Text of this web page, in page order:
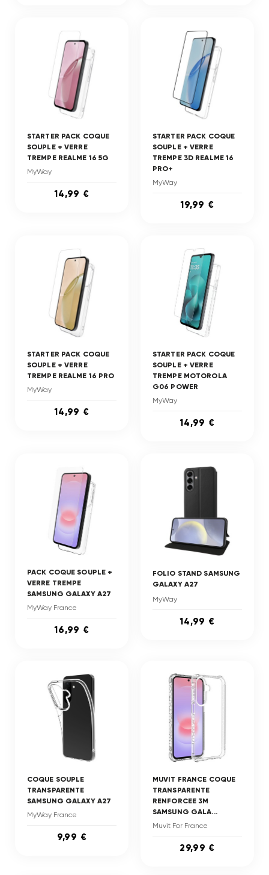
STARTER PACK COQUE
SOUPLE + VERRE
TREMPE REALME 16 5G
MyWay
14,99 €
STARTER PACK COQUE
SOUPLE + VERRE
TREMPE 3D REALME 16
PRO+
MyWay
19,99 €
STARTER PACK COQUE
SOUPLE + VERRE
TREMPE REALME 16 PRO
MyWay
14,99 €
STARTER PACK COQUE
SOUPLE + VERRE
TREMPE MOTOROLA
G06 POWER
MyWay
14,99 €
PACK COQUE SOUPLE +
VERRE TREMPE
SAMSUNG GALAXY A27
MyWay France
16,99 €
FOLIO STAND SAMSUNG
GALAXY A27
MyWay
14,99 €
COQUE SOUPLE
TRANSPARENTE
SAMSUNG GALAXY A27
MyWay France
9,99 €
MUVIT FRANCE COQUE
TRANSPARENTE
RENFORCEE 3M
SAMSUNG GALA...
Muvit For France
29,99 €